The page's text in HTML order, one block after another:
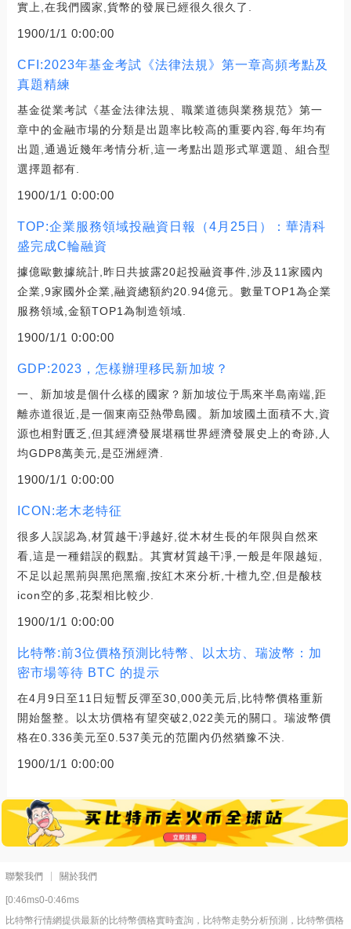
實上,在我們國家,貨幣的發展已經很久很久了.
1900/1/1 0:00:00
CFI:2023年基金考試《法律法規》第一章高頻考點及
真題精練
基金從業考試《基金法律法規、職業道德與業務規范》第一
章中的金融市場的分類是出題率比較高的重要內容,每年均有
出題,通過近幾年考情分析,這一考點出題形式單選題、組合型
選擇題都有.
1900/1/1 0:00:00
TOP:企業服務領域投融資日報（4月25日）：華清科
盛完成C輪融資
據億歐數據統計,昨日共披露20起投融資事件,涉及11家國內
企業,9家國外企業,融資總額約20.94億元。數量TOP1為企業
服務領域,金額TOP1為制造領域.
1900/1/1 0:00:00
GDP:2023，怎樣辦理移民新加坡？
一、新加坡是個什么樣的國家？新加坡位于馬來半島南端,距
離赤道很近,是一個東南亞熱帶島國。新加坡國土面積不大,資
源也相對匱乏,但其經濟發展堪稱世界經濟發展史上的奇跡,人
均GDP8萬美元,是亞洲經濟.
1900/1/1 0:00:00
ICON:老木老特征
很多人誤認為,材質越干凈越好,從木材生長的年限與自然來
看,這是一種錯誤的觀點。其實材質越干凈,一般是年限越短,
不足以起黑荊與黑疤黑瘤,按紅木來分析,十檀九空,但是酸枝
icon空的多,花梨相比較少.
1900/1/1 0:00:00
比特幣:前3位價格預測比特幣、以太坊、瑞波幣：加
密市場等待 BTC 的提示
在4月9日至11日短暫反彈至30,000美元后,比特幣價格重新
開始盤整。以太坊價格有望突破2,022美元的關口。瑞波幣價
格在0.336美元至0.537美元的范圍內仍然猶豫不決.
1900/1/1 0:00:00
聯繫我們 關於我們
[0:46ms0-0:46ms
比特幣行情網提供最新的比特幣價格實時査詢，比特幣走勢分析預測，比特幣價格